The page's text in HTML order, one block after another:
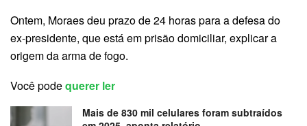
Ontem, Moraes deu prazo de 24 horas para a defesa do
ex-presidente, que está em prisão domiciliar, explicar a
origem da arma de fogo.
Você podequerer ler
Mais de 830 mil celulares foram subtraídos